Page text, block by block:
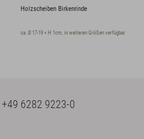
Holzscheiben Birkenrinde
ca. Ø 17-19 × H 1cm, in weiteren Größen verfügbar
+49 6282 9223-0